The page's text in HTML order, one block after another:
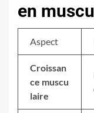
en
Aspect
Croissan
ce muscu
laire